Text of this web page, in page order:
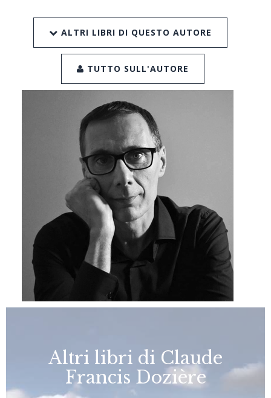
ALTRI LIBRI DI QUESTO AUTORE
TUTTO SULL'AUTORE
Altri libri di Claude
Francis Dozière